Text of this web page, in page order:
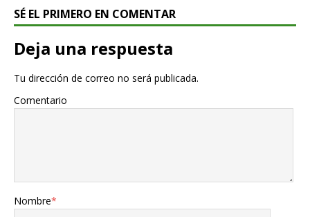
SÉ EL PRIMERO EN COMENTAR
Deja una respuesta
Tu dirección de correo no será publicada.
Comentario
Nombre*